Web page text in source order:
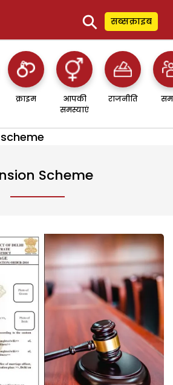
⚲ सब्सक्राइब
क्राइम
आपकी
समस्याएं
राजनीति
Scheme